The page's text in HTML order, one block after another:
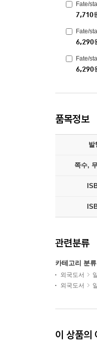
Fate/
7,710
Fate/
6,290
Fate/
6,290
품목정보
발
쪽수,
관련분류
카테고리 분류
외국도서
외국도서
이 상품의